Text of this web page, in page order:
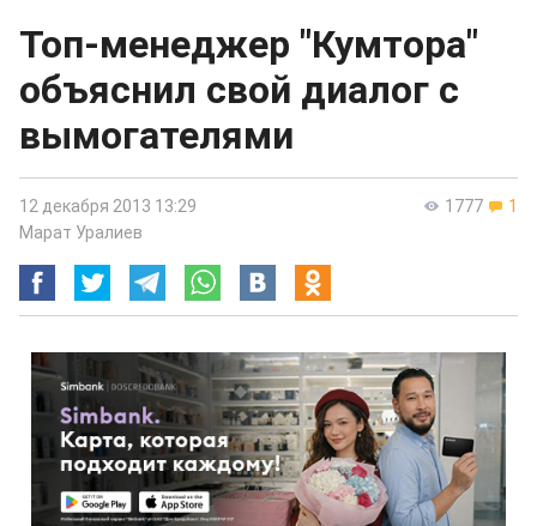
Топ-менеджер "Кумтора"
объяснил свой диалог с
вымогателями
1777 1
12 декабря 2013 13:29
Марат Уралиев